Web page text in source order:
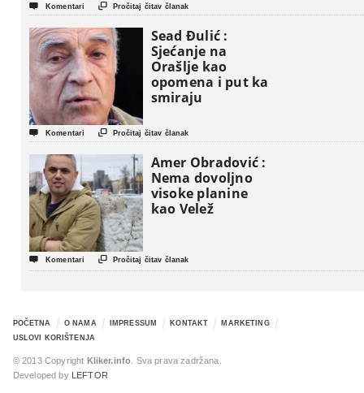
 Komentari  Pročitaj čitav članak
Sead Đulić :
Sjećanje na
Orašlje kao
opomena i put ka
smiraju
 Komentari  Pročitaj čitav članak
Amer Obradović :
Nema dovoljno
visoke planine
kao Velež
 Komentari  Pročitaj čitav članak
POČETNA O NAMA IMPRESSUM KONTAKT
MARKETING
USLOVI KORIŠTENJA
© 2013 Copyright Kliker.info . Sva prava zadržana.
Developed by
LEFTOR